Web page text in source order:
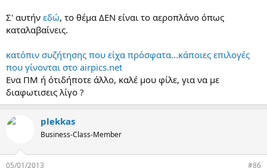
Σ' αυτήν εδώ, το θέμα ΔΕΝ είναι το αεροπλάνο όπως
καταλαβαίνεις.
κατόπιν συζήτησης που είχα πρόσφατα...κάποιες επιλογές
που γίνονται στο airpics.net
Ενα ΠΜ ή ότιδήποτε άλλο, καλέ μου φίλε, για να με
διαφωτισεις λίγο ?
plekkas
Business-Class-Member
05/01/2013 #86